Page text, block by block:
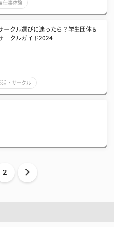
#仕事体験
ークル選びに迷ったら？学生団体＆
ークルガイド2024
活・サークル
2